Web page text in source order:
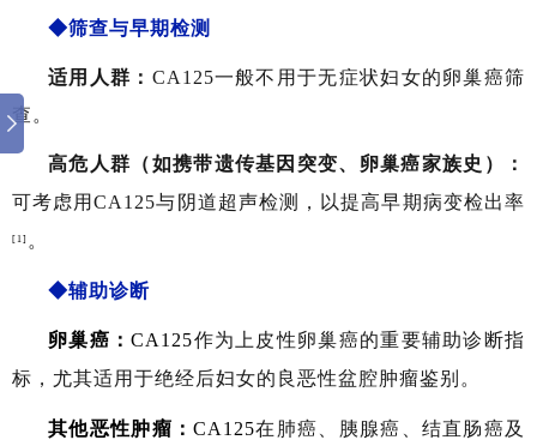
◆筛查与早期检测
适用人群： CA125一般不用于无症状妇女的卵巢癌筛
查。
高危人群（如携带遗传基因突变、卵巢癌家族史）：
可考虑用CA125与阴道超声检测，以提高早期病变检出率
[1] 。
◆辅助诊断
卵巢癌 ：CA125作为上皮性卵巢癌的重要辅助诊断指
标，尤其适用于绝经后妇女的良恶性盆腔肿瘤鉴别。
其他恶性肿瘤：CA125在肺癌、胰腺癌、结直肠癌及